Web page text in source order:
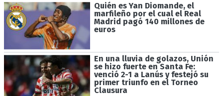
Quién es Yan Diomande, el
marfileño por el cual el Real
Madrid pagó 140 millones de
euros
En una lluvia de golazos, Unión
se hizo fuerte en Santa Fe:
venció 2-1 a Lanús y festejó su
primer triunfo en el Torneo
Clausura